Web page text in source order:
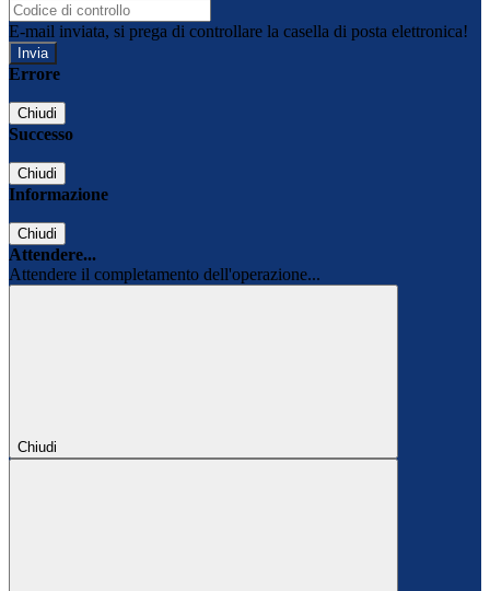
E-mail inviata, si prega di controllare la casella di posta elettronica!
Errore
Chiudi
Successo
Chiudi
Informazione
Chiudi
Attendere...
Attendere il completamento dell'operazione...
Chiudi